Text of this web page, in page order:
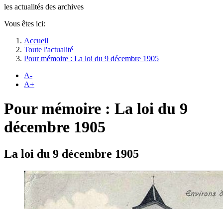
les actualités des archives
Vous êtes ici:
Accueil
Toute l'actualité
Pour mémoire : La loi du 9 décembre 1905
A-
A+
Pour mémoire : La loi du 9
décembre 1905
La loi du 9 décembre 1905